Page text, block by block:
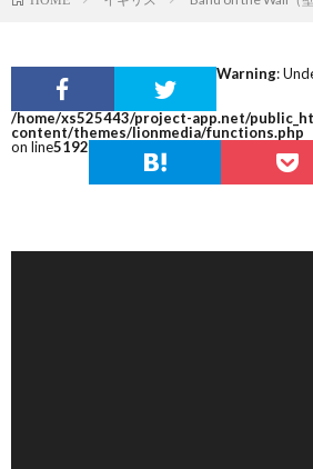
Warning:
/home/xs525443/project-app.net/
content/themes/lionmedia/functions.php
on line5192